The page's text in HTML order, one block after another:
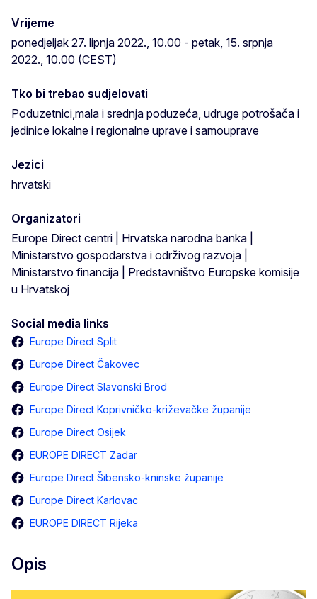
Vrijeme
ponedjeljak 27. lipnja 2022., 10.00 - petak, 15. srpnja
2022., 10.00 (CEST)
Tko bi trebao sudjelovati
Poduzetnici,mala i srednja poduzeća, udruge potrošača i
jedinice lokalne i regionalne uprave i samouprave
Jezici
hrvatski
Organizatori
Europe Direct centri | Hrvatska narodna banka |
Ministarstvo gospodarstva i održivog razvoja |
Ministarstvo financija | Predstavništvo Europske komisije
u Hrvatskoj
Social media links
Europe Direct Split
Europe Direct Čakovec
Europe Direct Slavonski Brod
Europe Direct Koprivničko-križevačke županije
Europe Direct Osijek
EUROPE DIRECT Zadar
Europe Direct Šibensko-kninske županije
Europe Direct Karlovac
EUROPE DIRECT Rijeka
Opis